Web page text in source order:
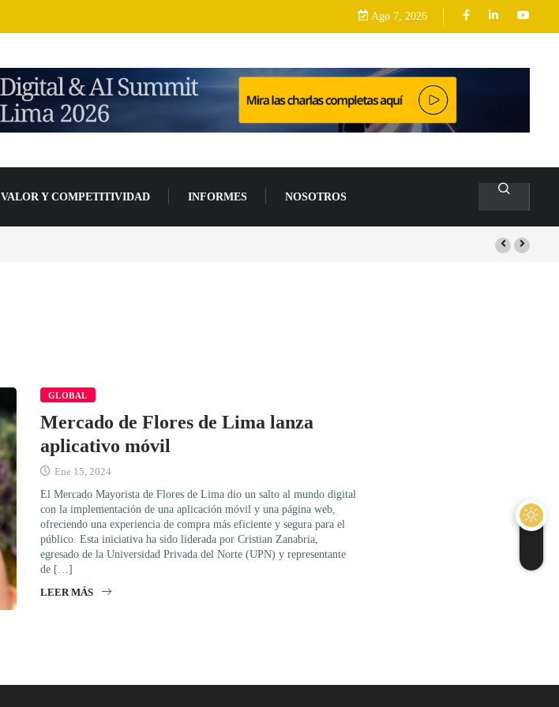
Ago 7, 2026
VALOR Y COMPETITIVIDAD INFORMES NOSOTROS
GLOBAL
Mercado de Flores de Lima lanza
aplicativo móvil
Ene 15, 2024
El Mercado Mayorista de Flores de Lima dio un salto al mundo digital
con la implementación de una aplicación móvil y una página web,
ofreciendo una experiencia de compra más eficiente y segura para el
público. Esta iniciativa ha sido liderada por Cristian Zanabria,
egresado de la Universidad Privada del Norte (UPN) y representante
de […]
LEER MÁS